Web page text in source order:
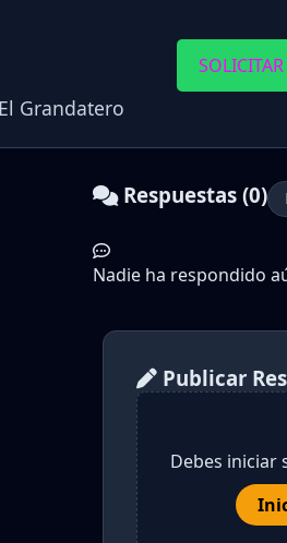
Grandatero
Respuestas (0)
Nadie ha respondido
Publicar
Debes iniciar